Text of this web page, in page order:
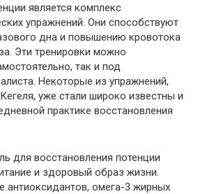
является комплекс
упражнений. Они способствуют
дна и повышению кровотока
Эти тренировки можно
так и под
Некоторые из упражнений,
уже стали широко известны и
практике восстановления
для восстановления потенции
и здоровый образ жизни.
антиоксидантов, омега-3 жирных